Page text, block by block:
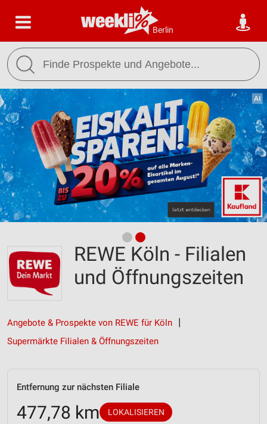
Berlin
REWE Köln - Filialen
und Öffnungszeiten
Angebote & Prospekte von REWE für Köln
Supermärkte Filialen & Öffnungszeiten
Entfernung zur nächsten Filiale
477,78 km LOKALISIEREN